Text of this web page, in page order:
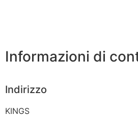
Informazioni di
Indirizzo
KINGS